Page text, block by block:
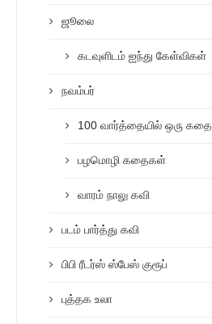
ஜூலை
கடவுளிடம் ஐந்து கேள்விகள்
நவம்பர்
100 வார்த்தையில் ஒரு கதை
பழமொழி கதைகள்
வாரம் நாலு கவி
படம் பார்த்து கவி
பிபி ரீடர்ஸ் ஸ்பேஸ் குரூப்
புத்தக உலா